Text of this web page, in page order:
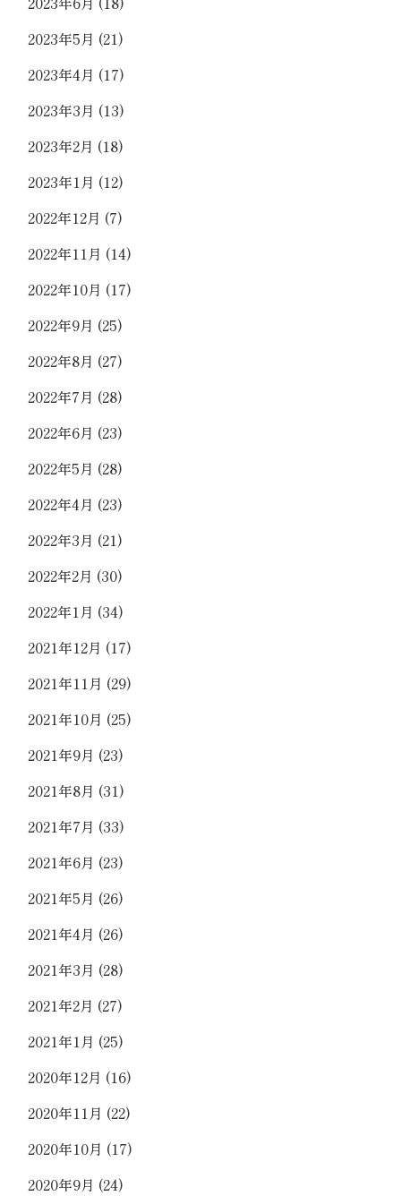
2023年5月 (21)
2023年4月 (17)
2023年3月 (13)
2023年2月 (18)
2023年1月 (12)
2022年12月 (7)
2022年11月 (14)
2022年10月 (17)
2022年9月 (25)
2022年8月 (27)
2022年7月 (28)
2022年6月 (23)
2022年5月 (28)
2022年4月 (23)
2022年3月 (21)
2022年2月 (30)
2022年1月 (34)
2021年12月 (17)
2021年11月 (29)
2021年10月 (25)
2021年9月 (23)
2021年8月 (31)
2021年7月 (33)
2021年6月 (23)
2021年5月 (26)
2021年4月 (26)
2021年3月 (28)
2021年2月 (27)
2021年1月 (25)
2020年12月 (16)
2020年11月 (22)
2020年10月 (17)
2020年9月 (24)